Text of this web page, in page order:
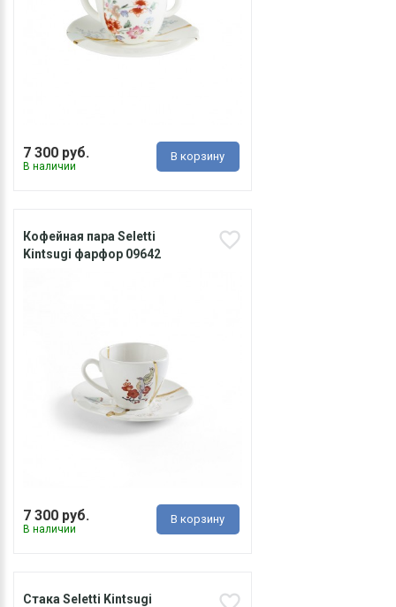
7 300 руб.
В наличии
В корзину
Кофейная пара Seletti
Kintsugi фарфор 09642
7 300 руб.
В наличии
В корзину
Стака Seletti Kintsugi